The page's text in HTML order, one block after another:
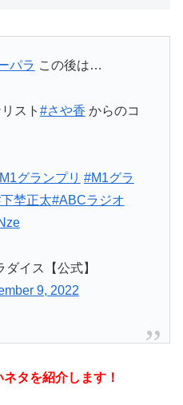
パラ この後は…
スト #さや香 からのコ
グランプリ #M1グラ
埜正太#ABCラジオ
イス【公式】
9, 2022
タを紹介します！